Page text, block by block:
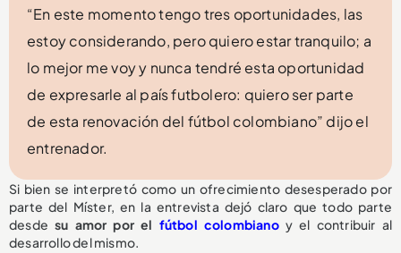
“En este momento tengo tres oportunidades, las
estoy considerando, pero quiero estar tranquilo; a
lo mejor me voy y nunca tendré esta oportunidad
de expresarle al país futbolero: quiero ser parte
de esta renovación del fútbol colombiano” dijo el
entrenador.
Si bien se interpretó como un ofrecimiento desesperado por
parte del Míster, en la entrevista dejó claro que todo parte
desdesu amor por el fútbol colombianoy el contribuir al
desarrollo del mismo.